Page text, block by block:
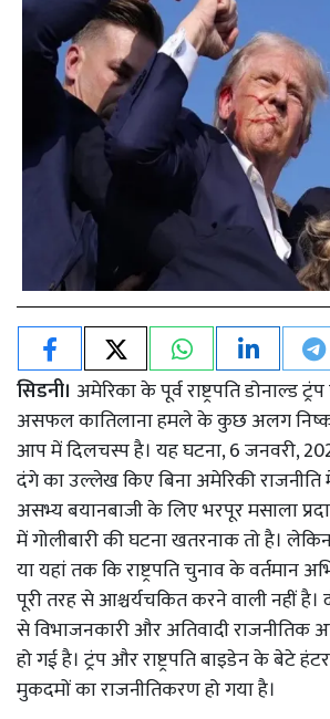
सिडनी। अमेरिका के पूर्व राष्ट्रपति डोनाल्ड
असफल कातिलाना हमले के कुछ अलग
आप में दिलचस्प है। यह घटना, 6 जनवरी,
दंगे का उल्लेख किए बिना अमेरिकी राजनीति
असभ्य बयानबाजी के लिए भरपूर मसाला
में गोलीबारी की घटना खतरनाक तो है।
या यहां तक ​​कि राष्ट्रपति चुनाव के वर्तमान
पूरी तरह से आश्चर्यचकित करने वाली नहीं है।
से विभाजनकारी और अतिवादी राजनीतिक
हो गई है। ट्रंप और राष्ट्रपति बाइडेन के बेटे
मुकदमों का राजनीतिकरण हो गया है।